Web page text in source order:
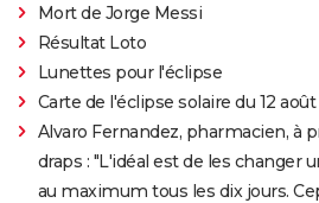
Mort de Jorge Messi
Résultat Loto
Lunettes pour l'éclipse
Carte de l'éclipse solaire du 12 août
Alvaro Fernandez, pharmacien, à
draps : "L'idéal est de les changer
au maximum tous les dix jours.